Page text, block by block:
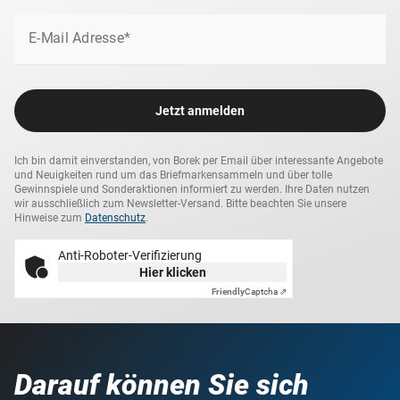
E-Mail Adresse*
Jetzt anmelden
Ich bin damit einverstanden, von Borek per Email über interessante Angebote
und Neuigkeiten rund um das Briefmarkensammeln und über tolle
Gewinnspiele und Sonderaktionen informiert zu werden. Ihre Daten nutzen
wir ausschließlich zum Newsletter-Versand. Bitte beachten Sie unsere
Hinweise zum Datenschutz.
Anti-Roboter-Verifizierung
Hier klicken
FriendlyCaptcha ⇗
Darauf können Sie sich